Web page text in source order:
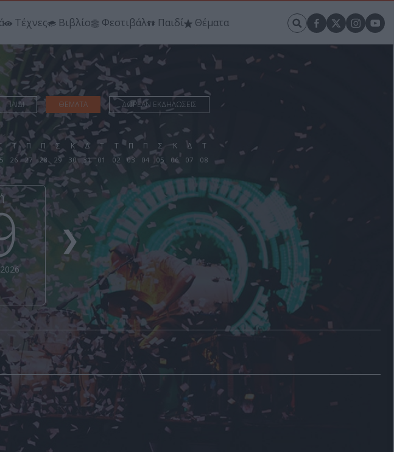
Τέχνες Βιβλίο Φεστιβάλ Παιδί Θέματα
ΠΑΙΔΙ ΘΕΜΑΤΑ ΔΩΡΕΑΝ ΕΚΔΗΛΩΣΕΙΣ
Τ
26
Π
27
Π
28
Σ
29
Κ
30
Δ
31
Τ
01
Τ
02
Π
03
Π
04
Σ
05
Κ
06
Δ
07
Τ
08
❯